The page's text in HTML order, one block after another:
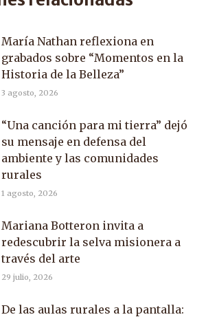
María Nathan reflexiona en
grabados sobre “Momentos en la
Historia de la Belleza”
3 agosto, 2026
“Una canción para mi tierra” dejó
su mensaje en defensa del
ambiente y las comunidades
rurales
1 agosto, 2026
Mariana Botteron invita a
redescubrir la selva misionera a
través del arte
29 julio, 2026
De las aulas rurales a la pantalla: